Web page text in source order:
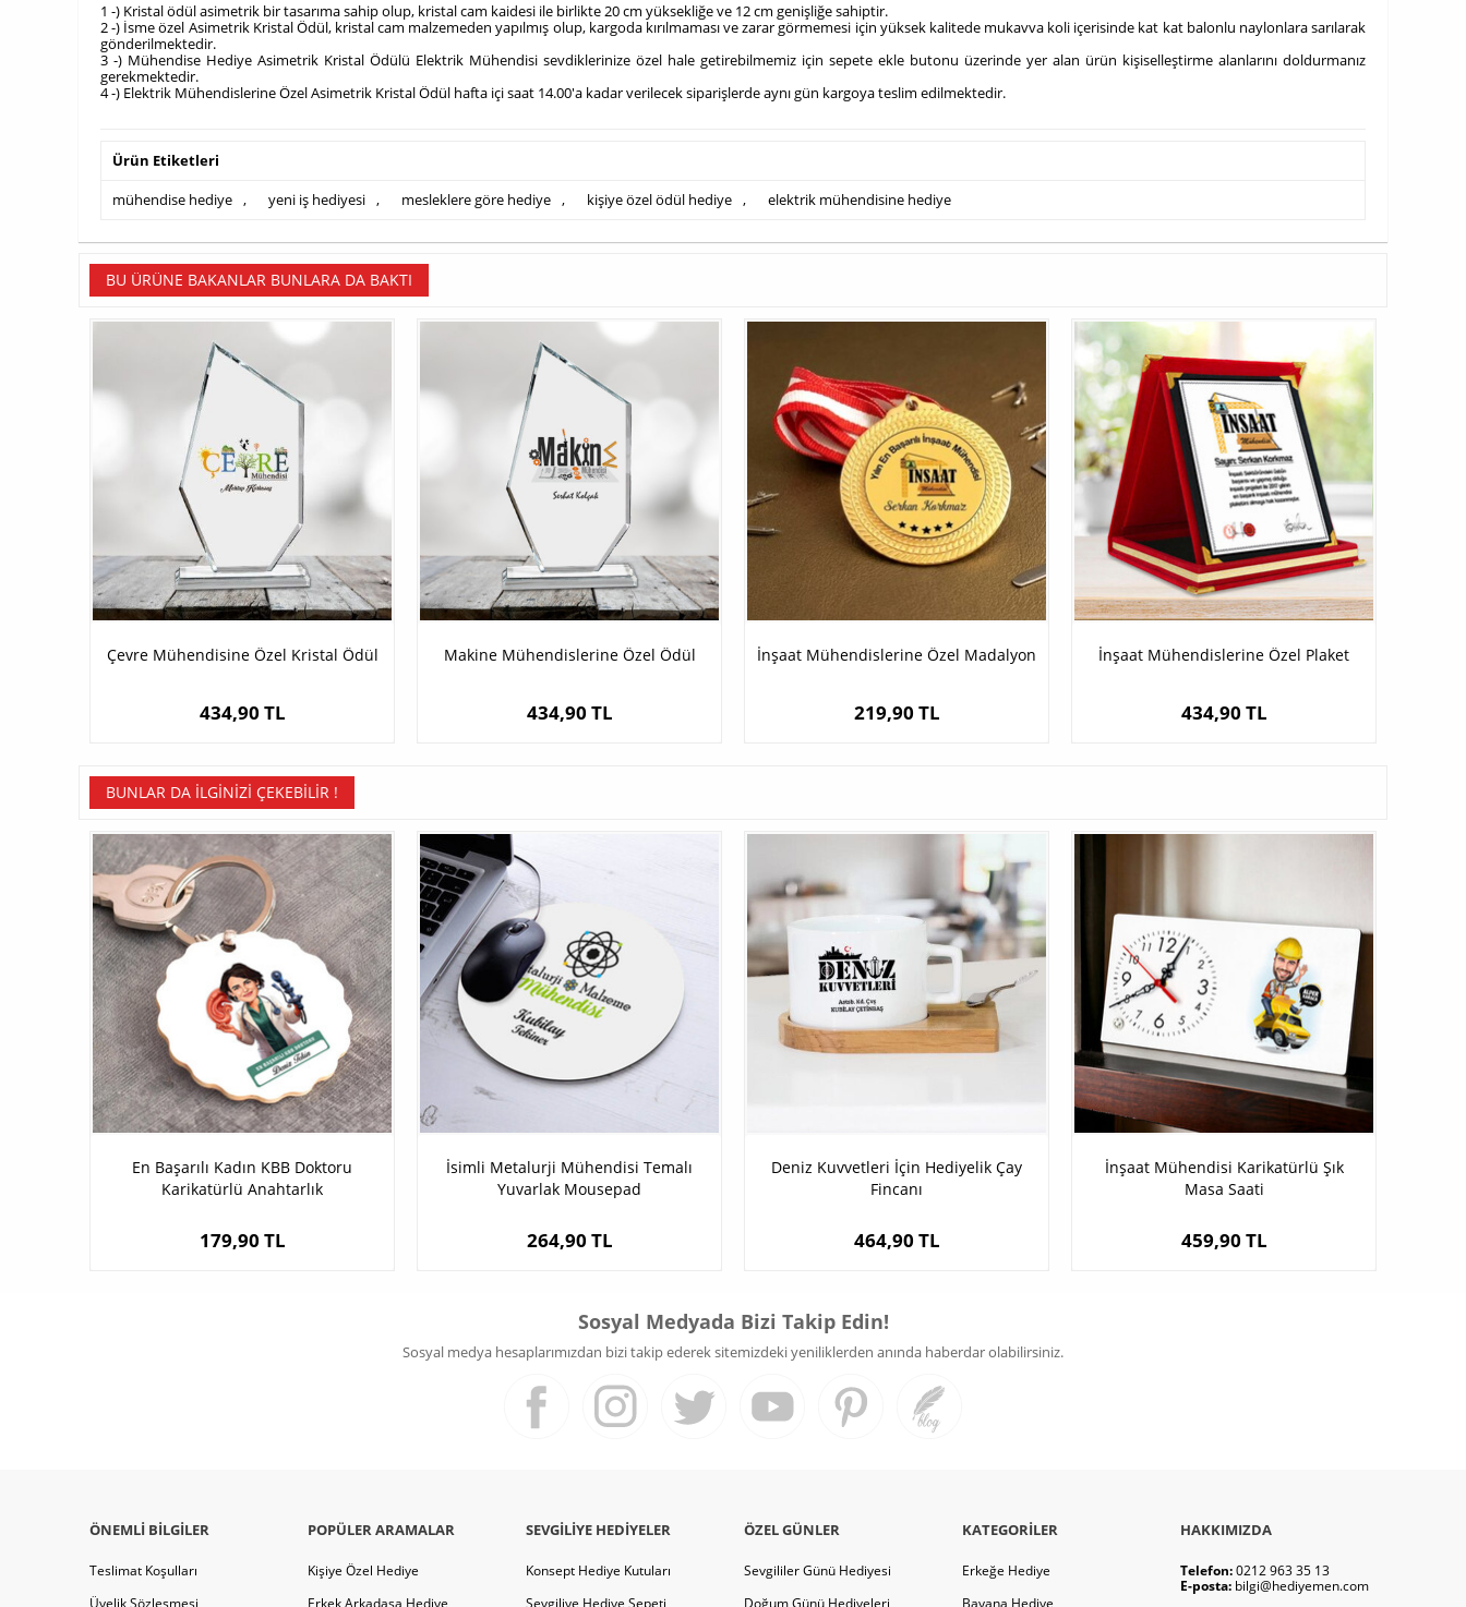
1 -) Kristal ödül asimetrik bir tasarıma sahip olup, kristal cam kaidesi ile birlikte 20 cm yüksekliğe ve 12 cm genişliğe sahiptir.
2 -) İsme özel Asimetrik Kristal Ödül, kristal cam malzemeden yapılmış olup, kargoda kırılmaması ve zarar görmemesi için yüksek kalitede mukavva koli içerisinde kat kat balonlu naylonlara sarılarak
gönderilmektedir.
3 -) Mühendise Hediye Asimetrik Kristal Ödülü Elektrik Mühendisi sevdiklerinize özel hale getirebilmemiz için sepete ekle butonu üzerinde yer alan ürün kişiselleştirme alanlarını doldurmanız
gerekmektedir.
4 -) Elektrik Mühendislerine Özel Asimetrik Kristal Ödül hafta içi saat 14.00'a kadar verilecek siparişlerde aynı gün kargoya teslim edilmektedir.
Ürün Etiketleri
mühendise hediye , yeni iş hediyesi , mesleklere göre hediye , kişiye özel ödül hediye , elektrik mühendisine hediye
BU ÜRÜNE BAKANLAR BUNLARA DA BAKTI
Çevre Mühendisine Özel Kristal Ödül
434,90 TL
Makine Mühendislerine Özel Ödül
434,90 TL
İnşaat Mühendislerine Özel Madalyon
219,90 TL
İnşaat Mühendislerine Özel Plaket
434,90 TL
BUNLAR DA İLGINIZI ÇEKEBILIR !
En Başarılı Kadın KBB Doktoru
Karikatürlü Anahtarlık
179,90 TL
İsimli Metalurji Mühendisi Temalı
Yuvarlak Mousepad
264,90 TL
Deniz Kuvvetleri İçin Hediyelik Çay
Fincanı
464,90 TL
İnşaat Mühendisi Karikatürlü Şık
Masa Saati
459,90 TL
Sosyal Medyada Bizi Takip Edin!
Sosyal medya hesaplarımızdan bizi takip ederek sitemizdeki yeniliklerden anında haberdar olabilirsiniz.
ÖNEMLI BILGILER
Teslimat Koşulları
Üyelik Sözleşmesi
POPÜLER ARAMALAR
Kişiye Özel Hediye
Erkek Arkadaşa Hediye
SEVGILIYE HEDIYELER
Konsept Hediye Kutuları
Sevgiliye Hediye Sepeti
ÖZEL GÜNLER
Sevgililer Günü Hediyesi
Doğum Günü Hediyeleri
KATEGORILER
Erkeğe Hediye
Bayana Hediye
HAKKIMIZDA
Telefon:0212 963 35 13
E-posta: bilgi@hediyemen.com